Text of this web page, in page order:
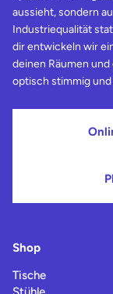
aussieht, sondern
Industriequalität
dir entwickeln wir
deinen Räumen
optisch stimmig
Shop
Tische